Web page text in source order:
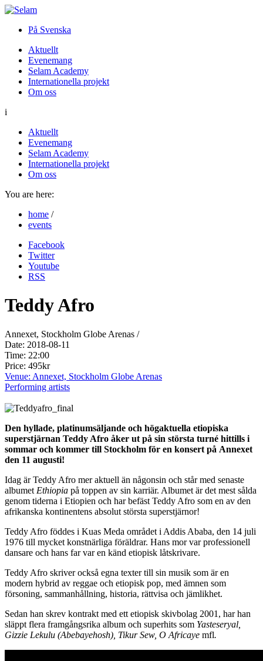
På Svenska
Aktuellt
Evenemang
Selam Academy
Internationella projekt
Om oss
i
Aktuellt
Evenemang
Selam Academy
Internationella projekt
Om oss
You are here:
home /
events
Facebook
Twitter
Youtube
RSS
Teddy Afro
Annexet, Stockholm Globe Arenas /
Date: 2018-08-11
Time: 22:00
Price: 495kr
Venue: Annexet, Stockholm Globe Arenas
Performing artists
Den hyllade, platinumsäljande och högaktuella etiopiska
superstjärnan Teddy Afro åker ut på sin största turné hittills i
sommar och kommer till Stockholm för en konsert på Annexet
den 11 augusti!
Idag är Teddy Afro mer aktuell än någonsin och står med senaste
albumet Ethiopia på toppen av sin karriär. Albumet är det mest sålda
genom tiderna i Etiopien och har befäst Teddy Afro som en av den
afrikanska kontinentens absolut största superstjärnor!
Teddy Afro föddes i Kuas Meda området i Addis Ababa, den 14 juli
1976 till mycket konstnärliga föräldrar. Hans mor var professionell
dansare och hans far var en känd etiopisk låtskrivare.
Teddy Afro skriver också egna texter till sin musik som är en
modern hybrid av reggae och etiopisk pop, med ämnen som
försoning, sammanhållning, historia, rättvisa och jämlikhet.
Sedan han skrev kontrakt med ett etiopisk skivbolag 2001, har han
släppt flera framgångsrika album och superhits som Yasteseryal,
Gizzie Lekulu (Abebayehosh), Tikur Sew, O Africaye mfl.